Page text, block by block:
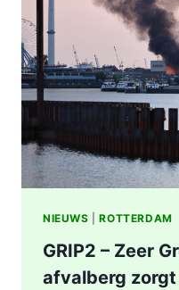
INCIDENT
AAN
NIEUWS |ROTTERDAM
GRIP2 – Zeer
afvalberg